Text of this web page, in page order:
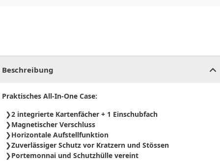
Beschreibung
Praktisches All-In-One Case:
2 integrierte Kartenfächer + 1 Einschubfach
Magnetischer Verschluss
Horizontale Aufstellfunktion
Zuverlässiger Schutz vor Kratzern und Stössen
Portemonnai und Schutzhülle vereint